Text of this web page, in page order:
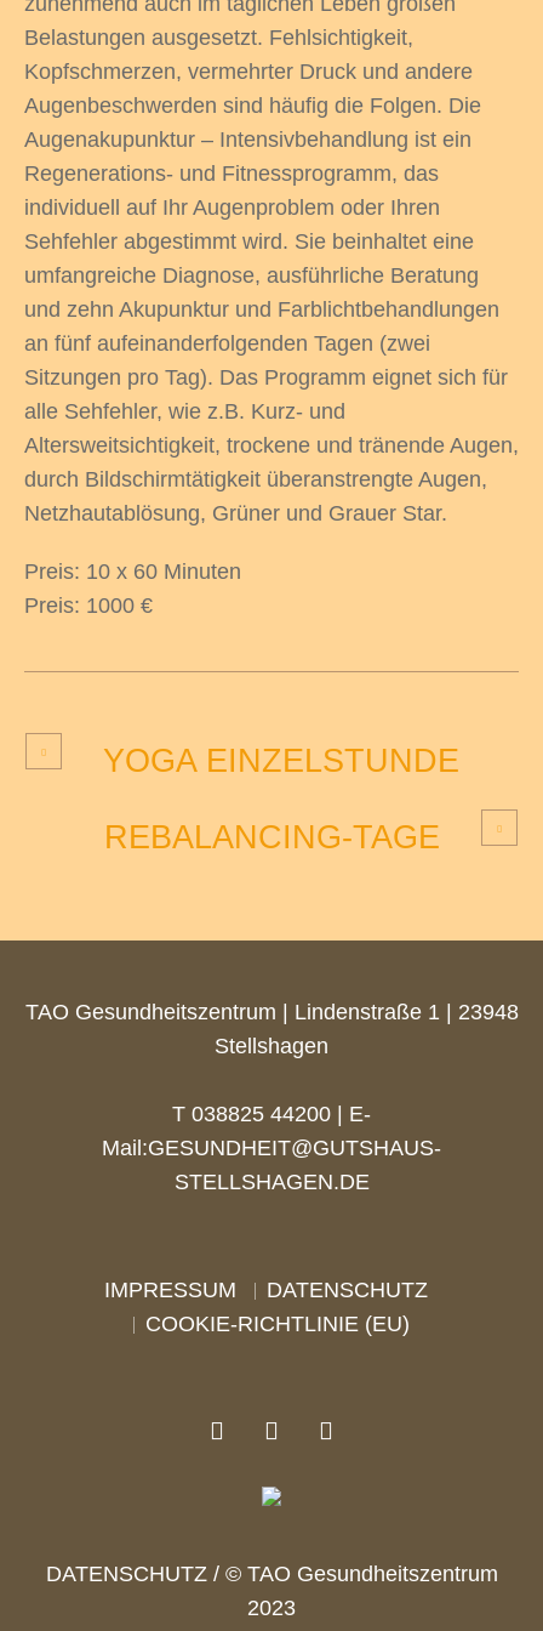
Belastungen ausgesetzt. Fehlsichtigkeit,
Kopfschmerzen, vermehrter Druck und andere
Augenbeschwerden sind häufig die Folgen. Die
Augenakupunktur – Intensivbehandlung ist ein
Regenerations- und Fitnessprogramm, das
individuell auf Ihr Augenproblem oder Ihren
Sehfehler abgestimmt wird. Sie beinhaltet eine
umfangreiche Diagnose, ausführliche Beratung
und zehn Akupunktur und Farblichtbehandlungen
an fünf aufeinanderfolgenden Tagen (zwei
Sitzungen pro Tag). Das Programm eignet sich für
alle Sehfehler, wie z.B. Kurz- und
Altersweitsichtigkeit, trockene und tränende Augen,
durch Bildschirmtätigkeit überanstrengte Augen,
Netzhautablösung, Grüner und Grauer Star.
Preis: 10 x 60 Minuten
Preis: 1000 €
YOGA EINZELSTUNDE
REBALANCING-TAGE
TAO Gesundheitszentrum | Lindenstraße 1 | 23948
Stellshagen
T 038825 44200 | E-
Mail:GESUNDHEIT@GUTSHAUS-
STELLSHAGEN.DE
IMPRESSUM
DATENSCHUTZ
COOKIE-RICHTLINIE (EU)
DATENSCHUTZ/ © TAO Gesundheitszentrum
2023